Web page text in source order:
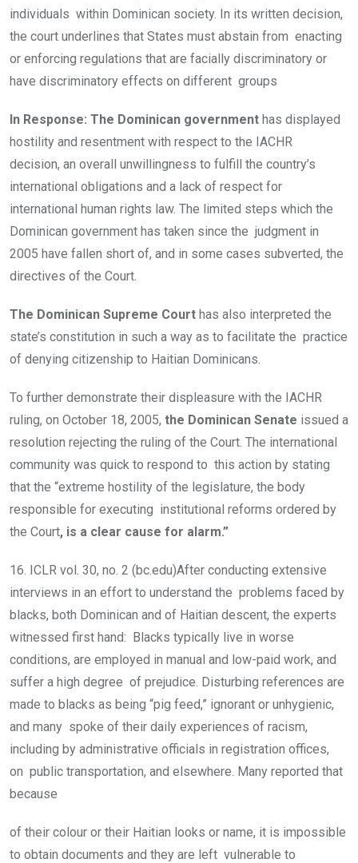
individuals within Dominican society. In its written decision,
the court underlines that States must abstain from enacting
or enforcing regulations that are facially discriminatory or
have discriminatory effects on different groups
In Response: The Dominican government has displayed
hostility and resentment with respect to the IACHR
decision, an overall unwillingness to fulfill the country’s
international obligations and a lack of respect for
international human rights law. The limited steps which the
Dominican government has taken since the judgment in
2005 have fallen short of, and in some cases subverted, the
directives of the Court.
The Dominican Supreme Court has also interpreted the
state’s constitution in such a way as to facilitate the practice
of denying citizenship to Haitian Dominicans.
To further demonstrate their displeasure with the IACHR
ruling, on October 18, 2005, the Dominican Senate issued a
resolution rejecting the ruling of the Court. The international
community was quick to respond to this action by stating
that the “extreme hostility of the legislature, the body
responsible for executing institutional reforms ordered by
the Court, is a clear cause for alarm.”
16. ICLR vol. 30, no. 2 (bc.edu)After conducting extensive
interviews in an effort to understand the problems faced by
blacks, both Dominican and of Haitian descent, the experts
witnessed first hand: Blacks typically live in worse
conditions, are employed in manual and low-paid work, and
suffer a high degree of prejudice. Disturbing references are
made to blacks as being “pig feed,” ignorant or unhygienic,
and many spoke of their daily experiences of racism,
including by administrative officials in registration offices,
on public transportation, and elsewhere. Many reported that
because
of their colour or their Haitian looks or name, it is impossible
to obtain documents and they are left vulnerable to